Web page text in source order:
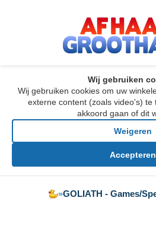
Wij gebruiken
Wij gebruiken cookies om uw
externe content (zoals video's) te
akkoord gaan of dit
Weigeren
Accepteren
»GOLIATH - Games/